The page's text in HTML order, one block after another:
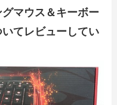
マウス＆キーボー
てレビューしてい